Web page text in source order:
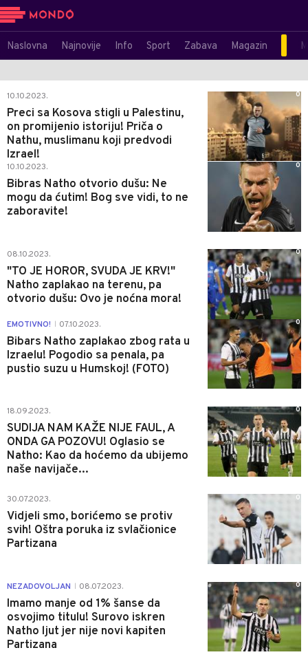
Naslovna Najnovije Info Sport Zabava Magazin
10.10.2023.
Preci sa Kosova stigli u Palestinu,
on promijenio istoriju! Priča o
Nathu, muslimanu koji predvodi
Izrael!
0
10.10.2023.
Bibras Natho otvorio dušu: Ne
mogu da ćutim! Bog sve vidi, to ne
zaboravite!
0
08.10.2023.
"TO JE HOROR, SVUDA JE KRV!"
Natho zaplakao na terenu, pa
otvorio dušu: Ovo je noćna mora!
0
EMOTIVNO! 07.10.2023.
Bibars Natho zaplakao zbog rata u
Izraelu! Pogodio sa penala, pa
pustio suzu u Humskoj! (FOTO)
0
18.09.2023.
SUDIJA NAM KAŽE NIJE FAUL, A
ONDA GA POZOVU! Oglasio se
Natho: Kao da hoćemo da ubijemo
naše navijače...
0
30.07.2023.
Vidjeli smo, borićemo se protiv
svih! Oštra poruka iz svlačionice
Partizana
0
NEZADOVOLJAN 08.07.2023.
Imamo manje od 1% šanse da
osvojimo titulu! Surovo iskren
Natho ljut jer nije novi kapiten
Partizana
0